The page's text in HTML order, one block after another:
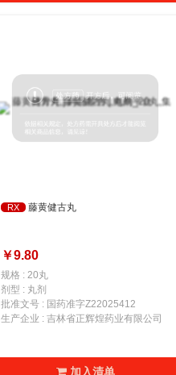
RX 藤黄健古丸
￥9.80
规格 : 20丸
剂型 : 丸剂
批准文号 : 国药准字Z22025412
生产企业 : 吉林省正辉煌药业有限公司
加入清单